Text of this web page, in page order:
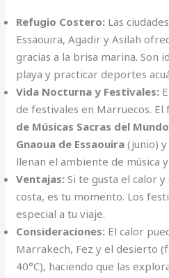
Refugio Costero: Las
Essaouira, Agadir y Asilah
gracias a la brisa marina. Son
playa y practicar deportes
Vida Nocturna y Festivales:
de festivales en Marruecos. El
de Músicas Sacras del Mundo
Gnaoua de Essaouira (junio)
llenan el ambiente de música
Ventajas: Si te gusta el calor
costa, es tu momento. Los
especial a tu viaje.
Consideraciones: El calor
Marrakech, Fez y el desierto
40°C), haciendo que las